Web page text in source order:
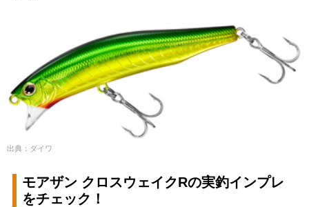
出典：ダイワ
モアザン クロスウェイクRの実釣インプレ
をチェック！